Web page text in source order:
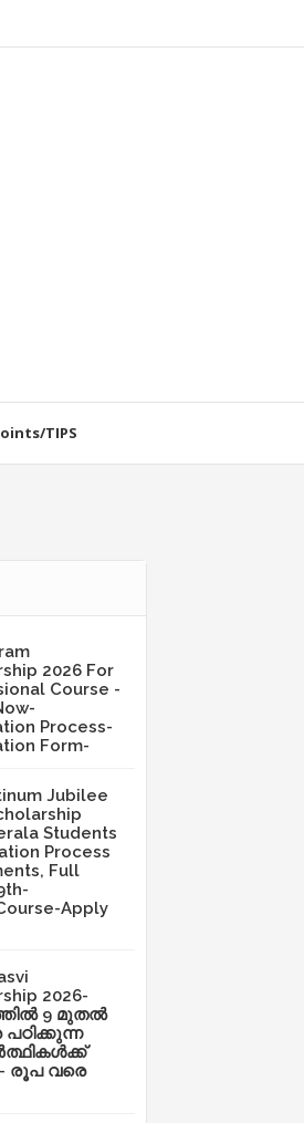
TIPS
2026 For
Course -
Process-
Form-
Jubilee
Students
Process
Full
Apply
2026-
9 മുതൽ
പഠിക്കുന്ന
രൂപ വരെ